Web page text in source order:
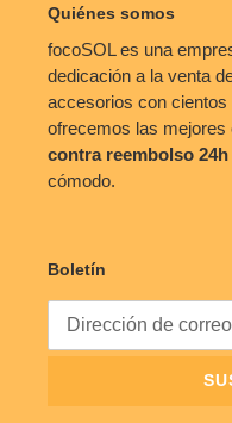
Quiénes somos
focoSOL es una
dedicación a la venta
accesorios con
ofrecemos las mejores
contra reembolso 24h
cómodo.
Boletín